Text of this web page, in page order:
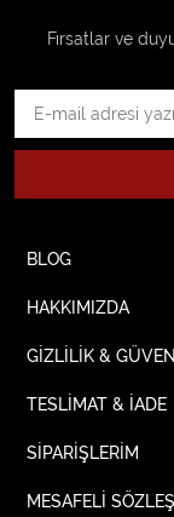
Fırsatlar ve
BLOG
HAKKIMIZDA
GİZLİLİK &
TESLİMAT & İADE
SİPARİŞLERİM
MESAFELİ